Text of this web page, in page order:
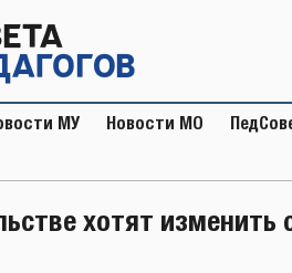
МУ Новости МО
хотят изменить